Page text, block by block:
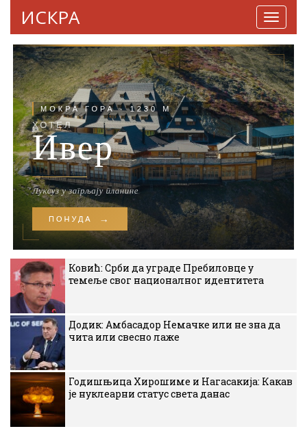
ИСКРА
Ковић: Срби да уграде Пребиловце у
темеље свог националног идентитета
Додик: Амбасадор Немачке или не зна да
чита или свесно лаже
Годишњица Хирошиме и Нагасакија: Какав
је нуклеарни статус света данас